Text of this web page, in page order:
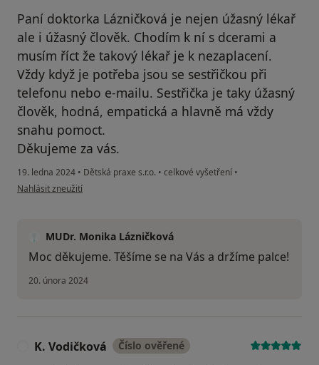
Paní doktorka Lázničková je nejen úžasný lékař
ale i úžasný člověk. Chodím k ní s dcerami a
musím říct že takový lékař je k nezaplacení.
Vždy když je potřeba jsou se sestřičkou při
telefonu nebo e-mailu. Sestřička je taky úžasný
člověk, hodná, empatická a hlavně má vždy
snahu pomoct.
Děkujeme za vás.
19. ledna 2024 • Dětská praxe s.r.o. • celkové vyšetření •
podle názoru uživatele Čechovská Nela
Nahlásit zneužití
MUDr. Monika Lázničková
Moc děkujeme. Těšíme se na Vás a držíme palce!
20. února 2024
K. Vodičková Číslo ověřené